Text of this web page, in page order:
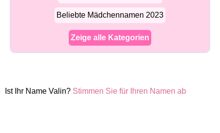
Beliebte Mädchennamen 2023
Zeige alle Kategorien
Ist Ihr Name Valin? Stimmen Sie für Ihren Namen ab